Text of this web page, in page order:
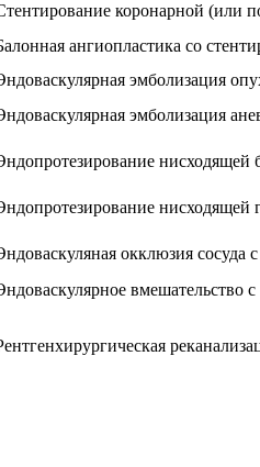
коронарной (или
ангиопластика со
эмболизация
эмболизация
нисходящей
окклюзия сосуда
вмешательство